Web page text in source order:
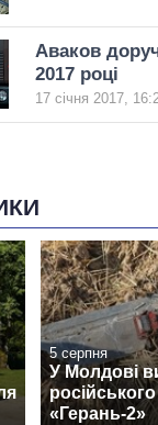
Аваков
2017 році
17 січня 2017,
5 серпня
У Молдові
«Герань-2»